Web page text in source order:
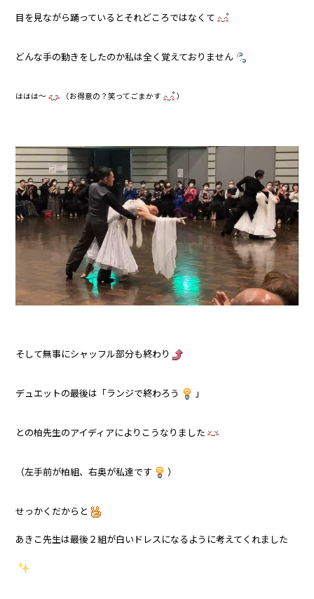
目を見ながら踊っているとそれどころではなくて
どんな手の動きをしたのか私は全く覚えておりません
ははは～ （お得意の？笑ってごまかす ）
そして無事にシャッフル部分も終わり
デュエットの最後は「ランジで終わろう 」
との柏先生のアイディアによりこうなりました
（左手前が柏組、右奥が私達です ）
せっかくだからと
あきこ先生は最後２組が白いドレスになるように考えてくれました